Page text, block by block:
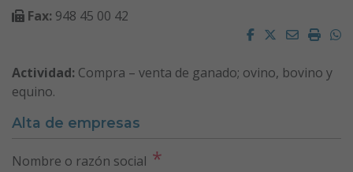
Fax: 948 45 00 42
Facebook
Twitter
Email
Actividad: Compra – venta de ganado; ovino, bovino y
equino.
Alta de empresas
Nombre o razón social *